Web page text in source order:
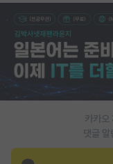
카카오
댓글 알